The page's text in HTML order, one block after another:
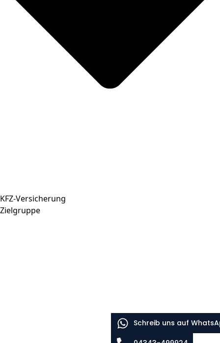
KFZ-Versicherung
Zielgruppe
Schreib uns auf